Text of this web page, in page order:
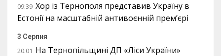
09:39 Хор із Тернополя представив Україну в
Естонії на масштабній антивоєнній прем’єрі
3 Серпня
20:01 На Тернопільщині ДП «Ліси України»